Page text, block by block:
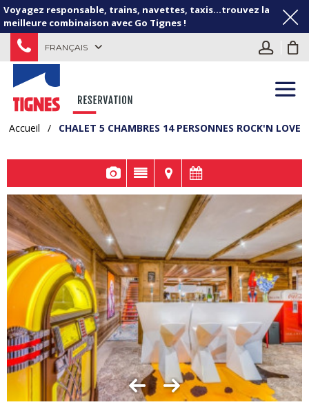
Voyagez responsable, trains, navettes, taxis...trouvez la
meilleure combinaison avec Go Tignes !
FRANÇAIS
Accueil / CHALET 5 CHAMBRES 14 PERSONNES ROCK'N LOVE